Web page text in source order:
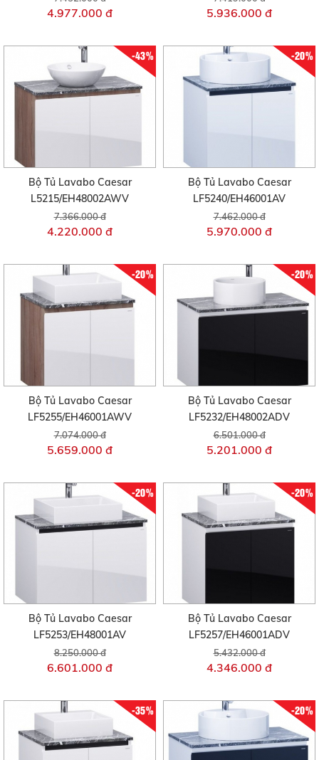
4.977.000 đ 5.936.000 đ
-43%
Bộ Tủ Lavabo Caesar
L5215/EH48002AWV
7.366.000 đ
4.220.000 đ
-20%
Bộ Tủ Lavabo Caesar
LF5240/EH46001AV
7.462.000 đ
5.970.000 đ
-20%
Bộ Tủ Lavabo Caesar
LF5255/EH46001AWV
7.074.000 đ
5.659.000 đ
-20%
Bộ Tủ Lavabo Caesar
LF5232/EH48002ADV
6.501.000 đ
5.201.000 đ
-20%
Bộ Tủ Lavabo Caesar
LF5253/EH48001AV
8.250.000 đ
6.601.000 đ
-20%
Bộ Tủ Lavabo Caesar
LF5257/EH46001ADV
5.432.000 đ
4.346.000 đ
-35% -20%